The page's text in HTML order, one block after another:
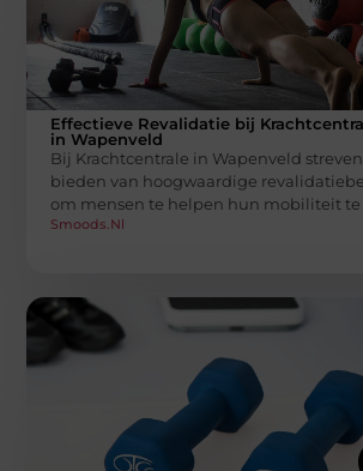
Effectieve Revalidatie bij
in Wapenveld
Bij Krachtcentrale in Wapenveld
bieden van hoogwaardige
om mensen te helpen hun mobiliteit te
Smoods.nl